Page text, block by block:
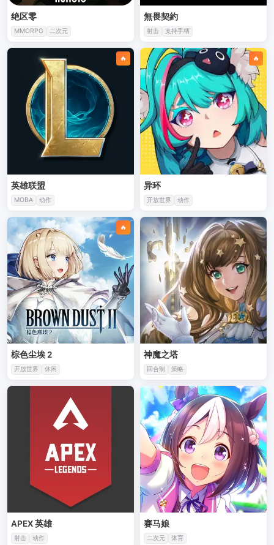
绝区零
MMORPG 二次元
無畏契約
射击 支持手柄
🔥
英雄联盟
MOBA 动作
🔥
异环
开放世界 动作
🔥
棕色尘埃 2
开放世界 休闲
神魔之塔
回合制 策略
APEX 英雄
射击 动作
赛马娘
二次元 体育